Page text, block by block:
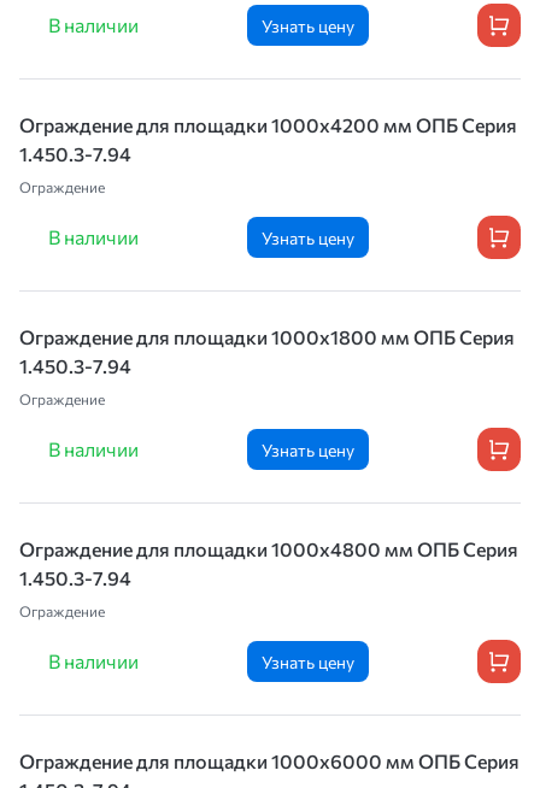
В наличии Узнать цену
Ограждение для площадки 1000х4200 мм ОПБ Серия
1.450.3-7.94
Ограждение
В наличии Узнать цену
Ограждение для площадки 1000х1800 мм ОПБ Серия
1.450.3-7.94
Ограждение
В наличии Узнать цену
Ограждение для площадки 1000х4800 мм ОПБ Серия
1.450.3-7.94
Ограждение
В наличии Узнать цену
Ограждение для площадки 1000х6000 мм ОПБ Серия